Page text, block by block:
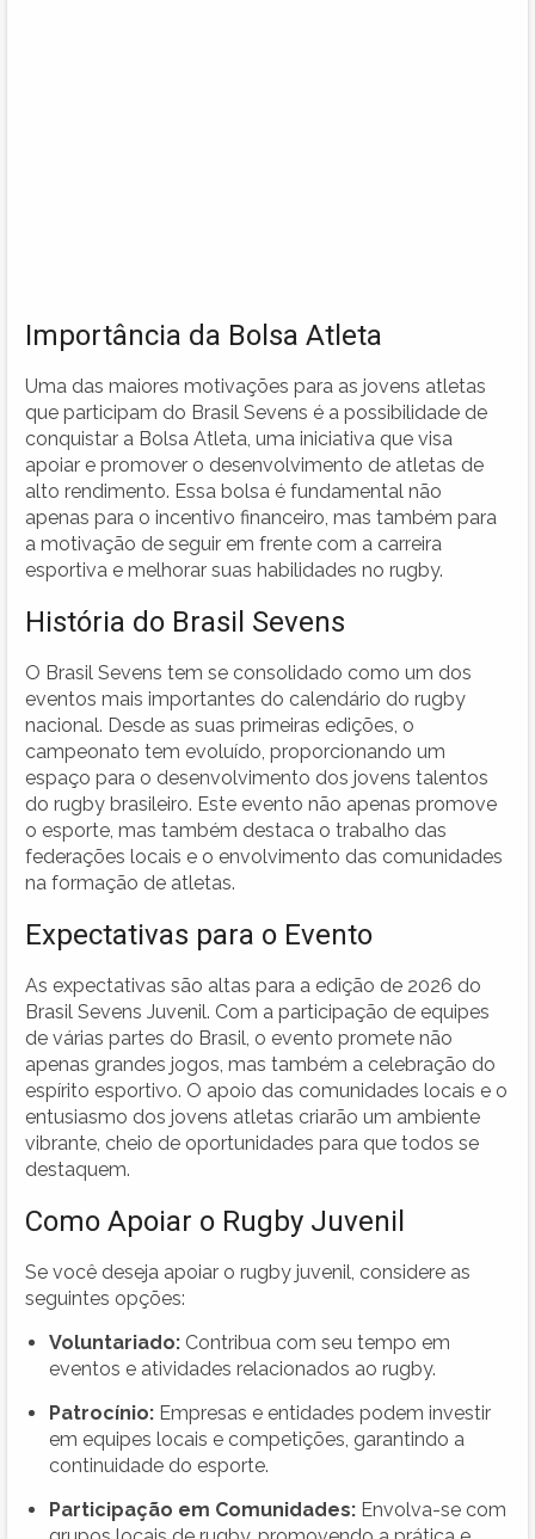
Importância da Bolsa Atleta
Uma das maiores motivações para as jovens atletas
que participam do Brasil Sevens é a possibilidade de
conquistar a Bolsa Atleta, uma iniciativa que visa
apoiar e promover o desenvolvimento de atletas de
alto rendimento. Essa bolsa é fundamental não
apenas para o incentivo financeiro, mas também para
a motivação de seguir em frente com a carreira
esportiva e melhorar suas habilidades no rugby.
História do Brasil Sevens
O Brasil Sevens tem se consolidado como um dos
eventos mais importantes do calendário do rugby
nacional. Desde as suas primeiras edições, o
campeonato tem evoluído, proporcionando um
espaço para o desenvolvimento dos jovens talentos
do rugby brasileiro. Este evento não apenas promove
o esporte, mas também destaca o trabalho das
federações locais e o envolvimento das comunidades
na formação de atletas.
Expectativas para o Evento
As expectativas são altas para a edição de 2026 do
Brasil Sevens Juvenil. Com a participação de equipes
de várias partes do Brasil, o evento promete não
apenas grandes jogos, mas também a celebração do
espírito esportivo. O apoio das comunidades locais e o
entusiasmo dos jovens atletas criarão um ambiente
vibrante, cheio de oportunidades para que todos se
destaquem.
Como Apoiar o Rugby Juvenil
Se você deseja apoiar o rugby juvenil, considere as
seguintes opções:
Voluntariado: Contribua com seu tempo em
eventos e atividades relacionados ao rugby.
Patrocínio: Empresas e entidades podem investir
em equipes locais e competições, garantindo a
continuidade do esporte.
Participação em Comunidades: Envolva-se com